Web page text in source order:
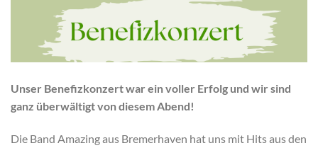
Unser Benefizkonzert war ein voller Erfolg und wir sind
ganz überwältigt von diesem Abend!
Die Band Amazing aus Bremerhaven hat uns mit Hits aus den